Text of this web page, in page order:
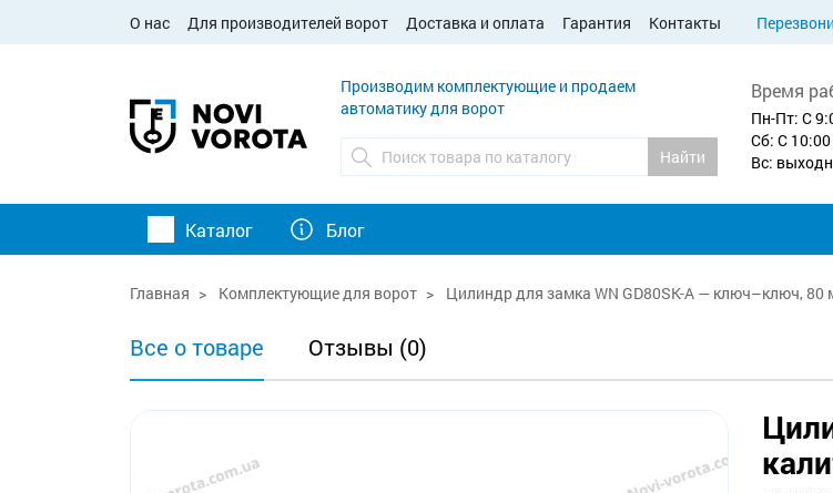
О нас Для производителей ворот Доставка и оплата Гарантия Контакты
Производим комплектующие и продаем
автоматику для ворот
Найти
Время
Пн-Пт: С
Сб: С
Вс:
Каталог Блог
Главная Комплектующие для ворот Цилиндр для замка WN GD80SK-A — ключ–ключ, 80
Все о товаре Отзывы (0)